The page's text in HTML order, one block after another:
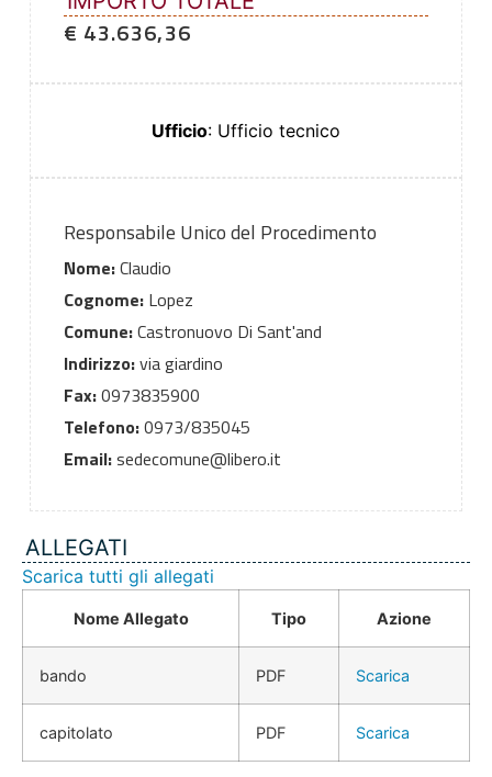
€ 43.636,36
Ufficio: Ufficio tecnico
Responsabile Unico del Procedimento
Nome:Claudio
Cognome:Lopez
Comune:Castronuovo Di Sant'and
Indirizzo:via giardino
Fax:0973835900
Telefono:0973/835045
Email:sedecomune@libero.it
ALLEGATI
Scarica tutti gli allegati
Nome Allegato Tipo Azione
bando PDF Scarica
capitolato PDF Scarica